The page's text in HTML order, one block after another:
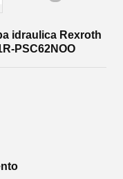
idraulica Rexroth
PSC62NOO